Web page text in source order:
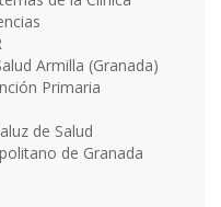
Armilla (Granada)
Primaria
de Salud
de Granada